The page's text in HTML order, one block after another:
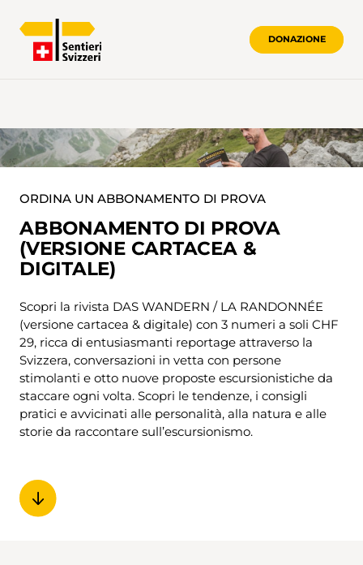
DONAZIONE
ORDINA UN ABBONAMENTO DI PROVA
ABBONAMENTO DI PROVA
(VERSIONE CARTACEA &
DIGITALE)
Scopri la rivista DAS WANDERN / LA RANDONNÉE
(versione cartacea & digitale) con 3 numeri a soli CHF
29, ricca di entusiasmanti reportage attraverso la
Svizzera, conversazioni in vetta con persone
stimolanti e otto nuove proposte escursionistiche da
staccare ogni volta. Scopri le tendenze, i consigli
pratici e avvicinati alle personalità, alla natura e alle
storie da raccontare sull’escursionismo.